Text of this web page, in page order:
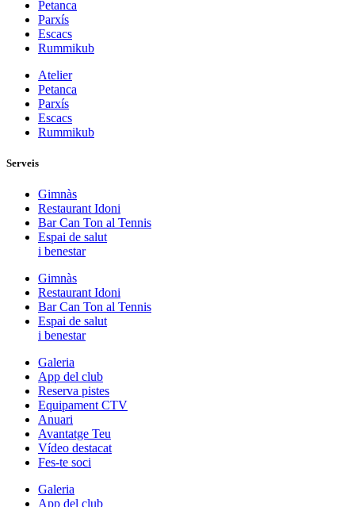
Petanca
Parxís
Escacs
Rummikub
Atelier
Petanca
Parxís
Escacs
Rummikub
Serveis
Gimnàs
Restaurant Idoni
Bar Can Ton al Tennis
Espai de salut
i benestar
Gimnàs
Restaurant Idoni
Bar Can Ton al Tennis
Espai de salut
i benestar
Galeria
App del club
Reserva pistes
Equipament CTV
Anuari
Avantatge Teu
Vídeo destacat
Fes-te soci
Galeria
App del club